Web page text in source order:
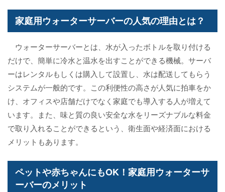
家庭用ウォーターサーバーの人気の理由とは？
ウォーターサーバーとは、水が入ったボトルを取り付ける
だけで、簡単に冷水と温水を出すことができる機械。サーバ
ーはレンタルもしくは購入して設置し、水は配送してもらう
システムが一般的です。この利便性の高さが人気に拍車をか
け、オフィスや店舗だけでなく家庭でも導入する人が増えて
います。また、味と質の良い安全な水をリーズナブルな料金
で取り入れることができるという、衛生面や経済面における
メリットもあります。
ペットや赤ちゃんにもOK！家庭用ウォーターサ
ーバーのメリット